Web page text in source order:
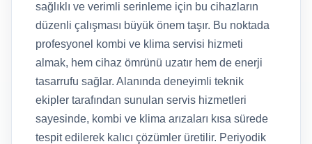
sağlıklı ve verimli serinleme için bu cihazların
düzenli çalışması büyük önem taşır. Bu noktada
profesyonel kombi ve klima servisi hizmeti
almak, hem cihaz ömrünü uzatır hem de enerji
tasarrufu sağlar. Alanında deneyimli teknik
ekipler tarafından sunulan servis hizmetleri
sayesinde, kombi ve klima arızaları kısa sürede
tespit edilerek kalıcı çözümler üretilir. Periyodik